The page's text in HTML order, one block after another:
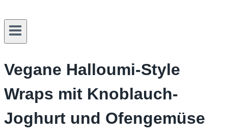
Vegane Halloumi-Style
Wraps mit Knoblauch-
Joghurt und Ofengemüse